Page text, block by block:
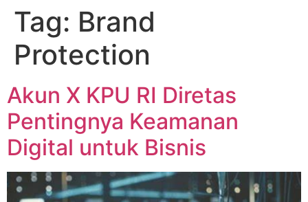
Tag: Brand
Protection
Akun X KPU RI Diretas
Pentingnya Keamanan
Digital untuk Bisnis